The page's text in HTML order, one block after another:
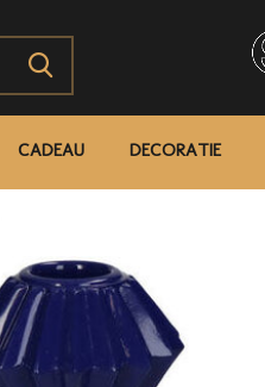
CADEAU DECORATIE